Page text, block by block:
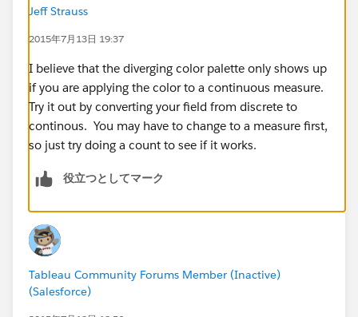
<color>⌗3263AB</color>
</color-palette>
<color-palette name="HDDS Sequential"
<color>⌗993C00</color>
<color>⌗c24d00</color>
<color>⌗F96302</color>
<color>⌗FF8739</color>
<color>⌗FFD2B4</color>
<color>⌗F96302</color>
<color>⌗EAAF0F</color>
</color-palette>
</preferences>
Jeff Strauss
2015年7月13日 19:37
I believe that the diverging color palette only shows up
if you are applying the color to a continuous measure.
Try it out by converting your field from discrete to
continous. You may have to change to a measure first,
so just try doing a count to see if it works.
役立つとしてマーク
Tableau Community Forums Member (Inactive)
(Salesforce)